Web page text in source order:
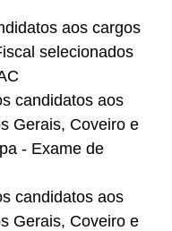
aos cargos
selecionados
candidatos aos
Gerais, Coveiro e
- Exame de
candidatos aos
Gerais, Coveiro e